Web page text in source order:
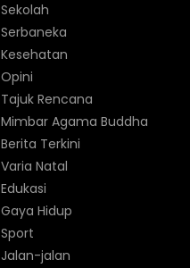
Sekolah
Serbaneka
Kesehatan
Opini
Tajuk Rencana
Mimbar Agama Buddha
Berita Terkini
Varia Natal
Edukasi
Gaya Hidup
Sport
Jalan-jalan